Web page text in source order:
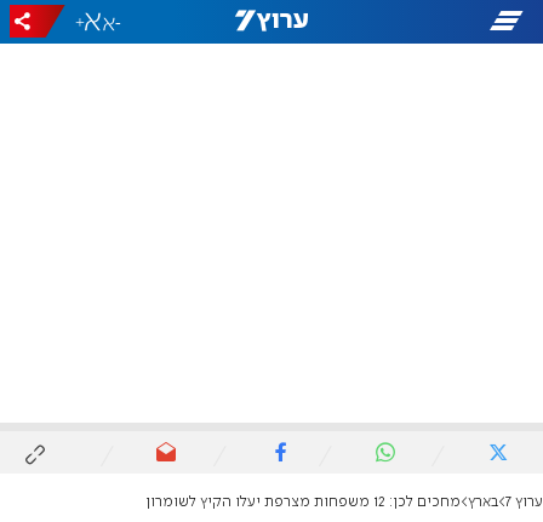
-
+
ערוץ 7 בארץ מחכים לכן: 12 משפחות מצרפת יעלו הקיץ לשומרון